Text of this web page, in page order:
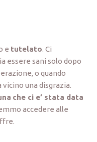
e tutelato. Ci
essere sani solo dopo
o quando
una disgrazia.
che ci e’ stata data
accedere alle